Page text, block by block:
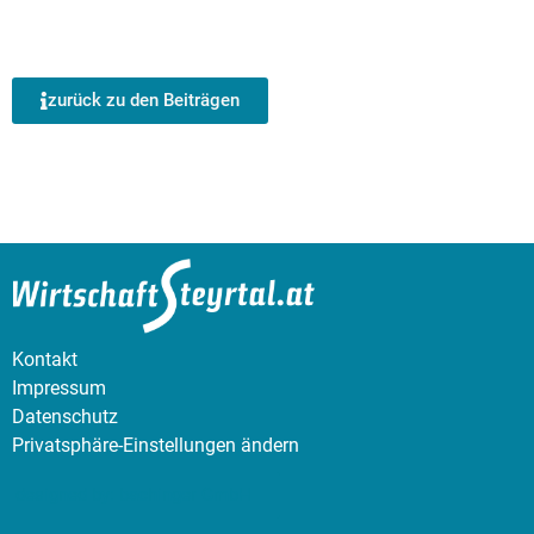
zurück zu den Beiträgen
Kontakt
Impressum
Datenschutz
Privatsphäre-Einstellungen ändern